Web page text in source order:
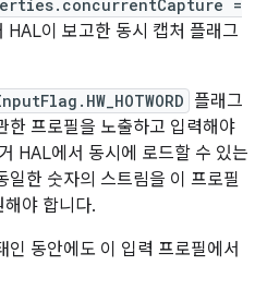
=
HAL이 보고한 동시 캡처 플래그
플래그
한 프로필을 노출하고 입력해야
HAL에서 동시에 로드할 수 있는
일한 숫자의 스트림을 이 프로필
야 합니다.
인 동안에도 이 입력 프로필에서